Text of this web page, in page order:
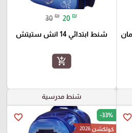
30 ₪ 20 ₪
شنط ابتدائي 14 انش ستيتش
add_shopping_cart
favorite_border
شنط مدرسية
favorite_border -33%
كولكشن 2026